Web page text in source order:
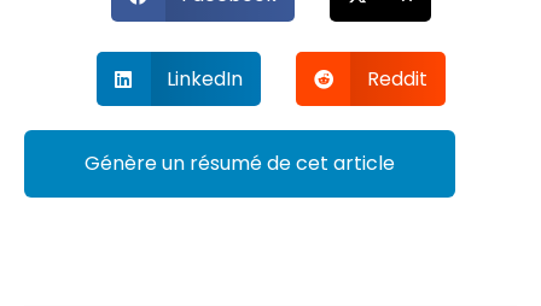
LinkedIn Reddit
Génère un résumé de cet article